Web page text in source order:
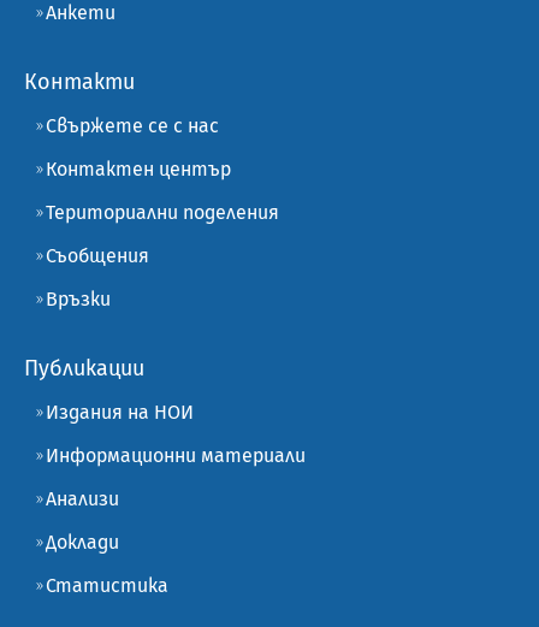
Анкети
Контакти
Свържете се с нас
Контактен център
Териториални поделения
Съобщения
Връзки
Публикации
Издания на НОИ
Информационни материали
Анализи
Доклади
Статистика